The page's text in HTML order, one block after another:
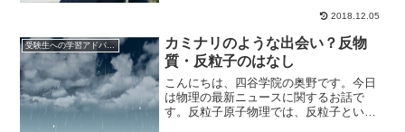
2018.12.05
受験生への学習アドバイス
カミナリのような出会い？反物
質・反粒子のはなし
こんにちは、四谷学院の奥野です。今日
は物理の最新ニュースに関するお話で
す。反粒子原子物理では、反粒子という